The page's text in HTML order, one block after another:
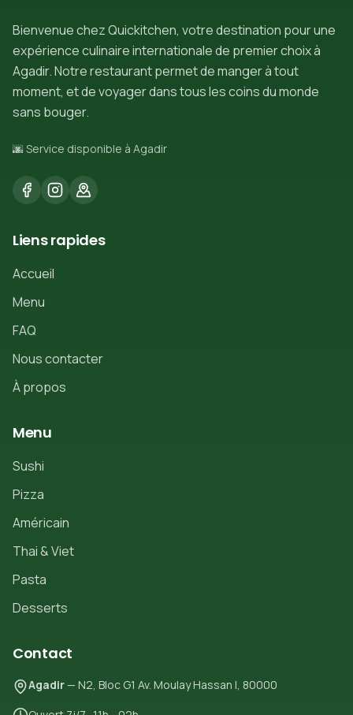
Bienvenue chez Quickitchen, votre destination pour une
expérience culinaire internationale de premier choix à
Agadir. Notre restaurant permet de manger à tout
moment, et de voyager dans tous les coins du monde
sans bouger.
🌆 Service disponible à Agadir
Liens rapides
Accueil
Menu
FAQ
Nous contacter
À propos
Menu
Sushi
Pizza
Américain
Thai & Viet
Pasta
Desserts
Contact
Agadir— N2, Bloc G1 Av. Moulay Hassan I, 80000